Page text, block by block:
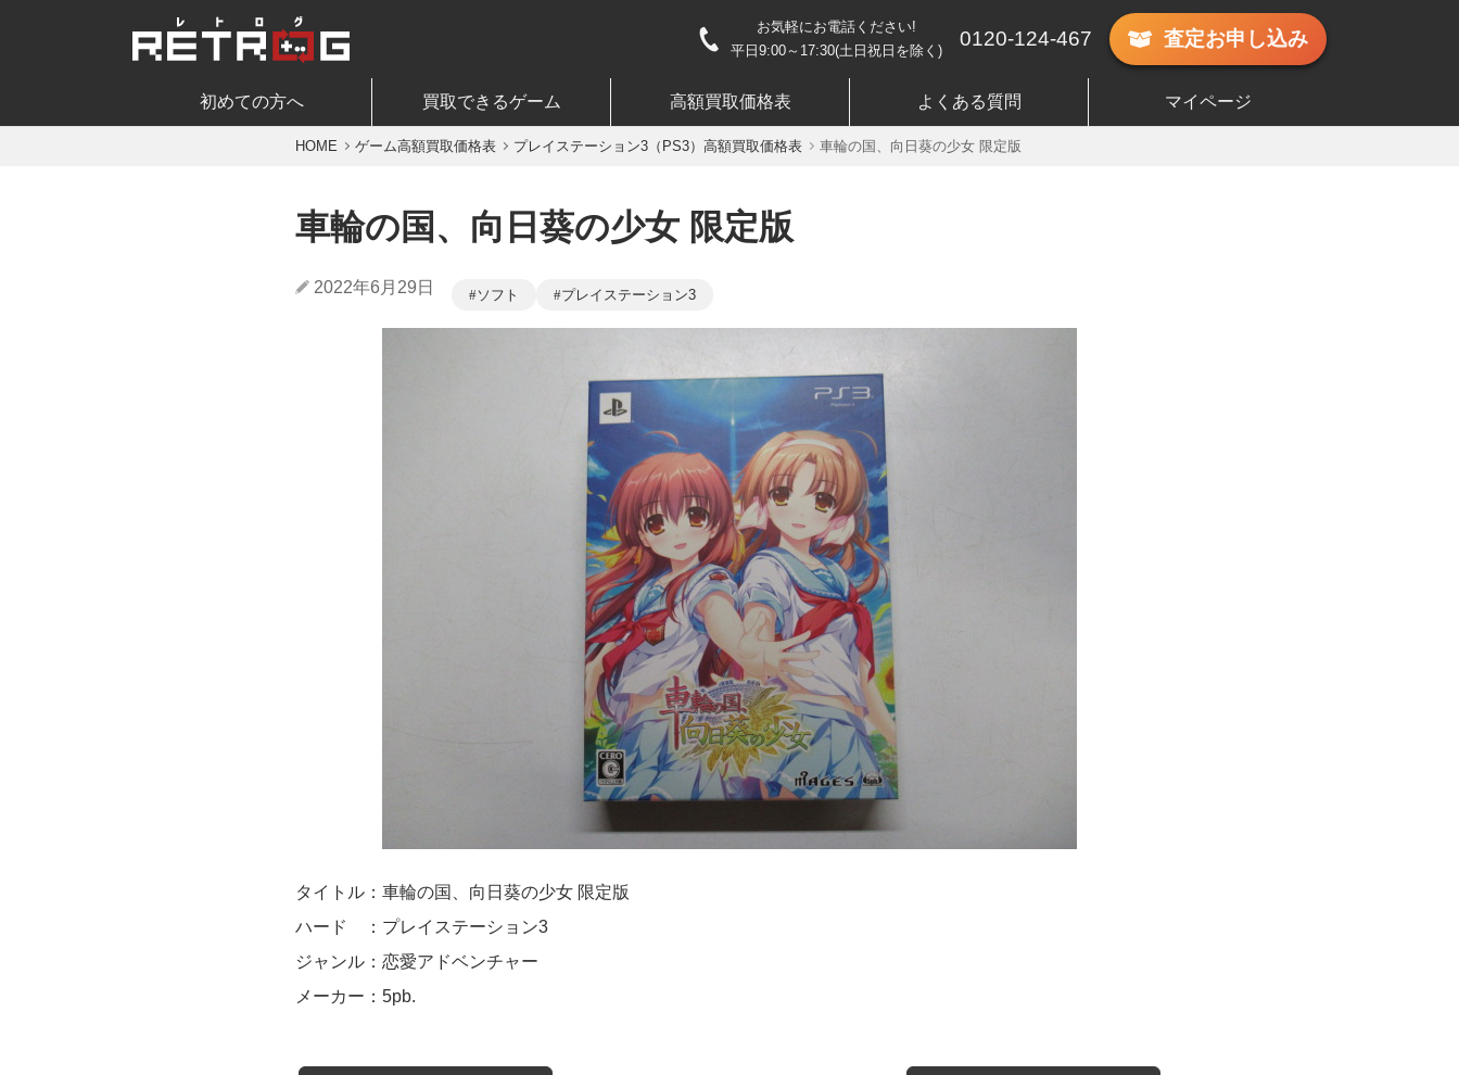
お気軽にお電話ください!
平日9:00～17:30(土日祝日を除く)
0120-124-467 査定お申し込み
初めての方へ 買取できるゲーム 高額買取価格表 よくある質問 マイページ
HOME ゲーム高額買取価格表 プレイステーション3（PS3）高額買取価格表 車輪の国、向日葵の少女 限定版
車輪の国、向日葵の少女 限定版
2022年6月29日 ソフト プレイステーション3
タイトル：車輪の国、向日葵の少女 限定版
ハード ：プレイステーション3
ジャンル：恋愛アドベンチャー
メーカー：5pb.